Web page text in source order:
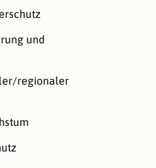
und
regionaler